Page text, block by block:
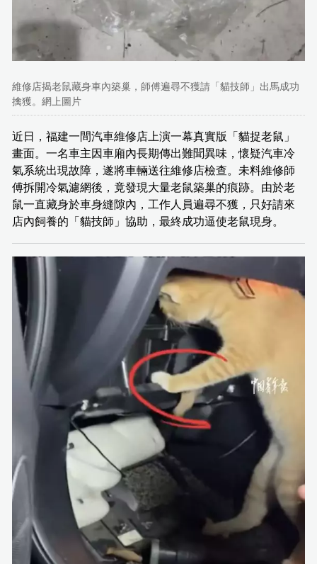
維修店揭老鼠藏身車內築巢，師傅遍尋不獲請「貓技師」出馬成功
擒獲。網上圖片
近日，福建一間汽車維修店上演一幕真實版「貓捉老鼠」
畫面。一名車主因車廂內長期傳出難聞異味，懷疑汽車冷
氣系統出現故障，遂將車輛送往維修店檢查。未料維修師
傅拆開冷氣濾網後，竟發現大量老鼠築巢的痕跡。由於老
鼠一直藏身於車身縫隙內，工作人員遍尋不獲，只好請來
店內飼養的「貓技師」協助，最終成功逼使老鼠現身。